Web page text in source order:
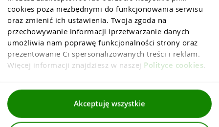
cookies poza niezbędnymi do funkcjonowania serwisu
oraz zmienić ich ustawienia. Twoja zgoda na
przechowywanie informacji iprzetwarzanie danych
umożliwia nam poprawę funkcjonalności strony oraz
prezentowanie Ci spersonalizowanych treści i reklam.
Więcej informacji znajdziesz w naszej Polityce cookies.
Akceptuję wszystkie
Regulaminy